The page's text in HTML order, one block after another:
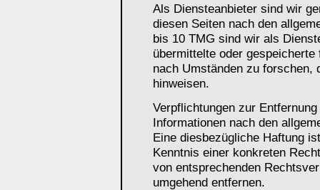
Als Diensteanbieter sind wir
diesen Seiten nach den
bis 10 TMG sind wir als
übermittelte oder
nach Umständen zu forschen,
hinweisen.
Verpflichtungen zur
Informationen nach den
Eine diesbezügliche Haftung
Kenntnis einer konkreten
von entsprechenden
umgehend entfernen.